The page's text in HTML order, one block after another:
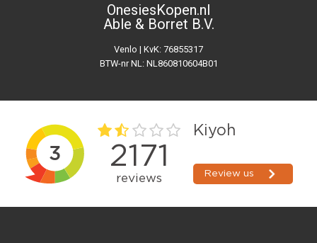
OnesiesKopen.nl
Able & Borret B.V.
Venlo | KvK: 76855317
BTW-nr NL: NL860810604B01